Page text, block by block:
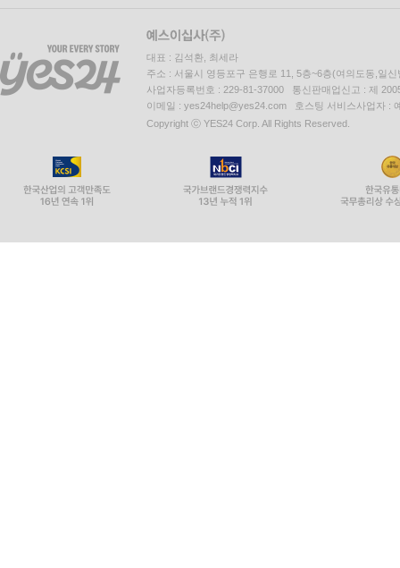
대표 : 김석환, 최세라
주소 : 서울시 영등포구 은행로 11, 5층~6층(여의도동,일신
사업자등록번호 : 229-81-37000 통신판매업신고 : 제
이메일 : yes24help@yes24.com 호스팅 서비스사업자 :
Copyright ⓒ YES24 Corp. All Rights Reserved.